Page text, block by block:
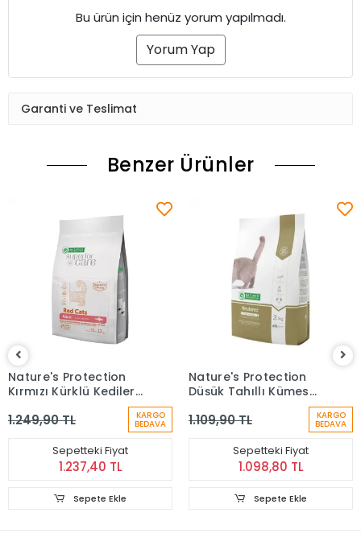
Bu ürün için henüz yorum yapılmadı.
Yorum Yap
Garanti ve Teslimat
Benzer Ürünler
Nature's Protection
Kırmızı Kürklü Kediler
Yetişkin Kedi Maması
1.249,90 TL KARGO
BEDAVA
Sepetteki Fiyat
1.237,40 TL
Sepete Ekle
Nature's Protection
Düşük Tahıllı Kümes
Kısırlaştırılmış Kedi
1.109,90 TL KARGO
BEDAVA
Sepetteki Fiyat
1.098,80 TL
Sepete Ekle